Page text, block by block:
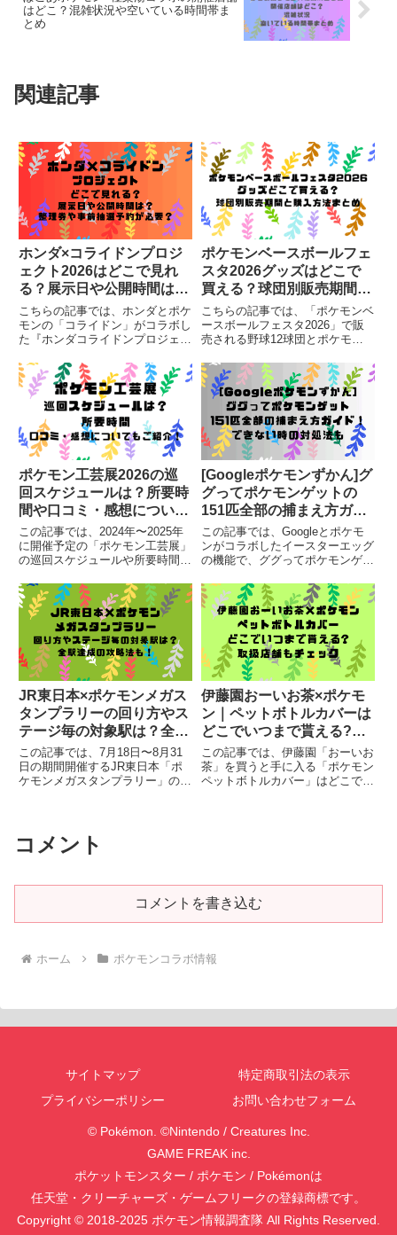
はどこ？混雑状況や空いている時間帯ま
とめ
関連記事
ホンダ×コライドンプロジ
ェクト2026はどこで見れ
る？展示日や公開時間は？
整理券や事前抽選予約が必
要？
こちらの記事では、ホンダとポケ
モンの「コライドン」がコラボし
た『ホンダコライドンプロジェク
場・時間、整理券配布場所や配布
時間についてまとめています。
ポケモンベースボールフェ
スタ2026グッズはどこで
買える？球団別販売期間と
購入方法まとめ
こちらの記事では、「ポケモンベ
ースボールフェスタ2026」で販
売される野球12球団とポケモン
期間やどこで買えるのかについて
まとめています。
ポケモン工芸展2026の巡
回スケジュールは？所要時
間や口コミ・感想について
もご紹介！
この記事では、2024年〜2025年
に開催予定の「ポケモン工芸展」
の巡回スケジュールや所要時間、
ます。
[Googleポケモンずかん]グ
グってポケモンゲットの
151匹全部の捕まえ方ガイ
ド！できない時の対処法も
この記事では、Googleとポケモ
ンがコラボしたイースターエッグ
の機能で、ググってポケモンゲッ
説・幻ポケモンの確認などまとめ
ています。
JR東日本×ポケモンメガス
タンプラリーの回り方やス
テージ毎の対象駅は？全駅
達成の攻略法も！
この記事では、7月18日〜8月31
日の期間開催するJR東日本「ポ
ケモンメガスタンプラリー」の回
伊藤園おーいお茶×ポケモ
ン｜ペットボトルカバーは
どこでいつまで貰える?取
扱店舗もチェック
この記事では、伊藤園「おーいお
茶」を買うと手に入る「ポケモン
ペットボトルカバー」はどこでい
コメント
コメントを書き込む
ホーム ポケモンコラボ情報
サイトマップ
特定商取引法の表示
プライバシーポリシー
お問い合わせフォーム
© Pokémon. ©Nintendo / Creatures Inc.
GAME FREAK inc.
ポケットモンスター / ポケモン / Pokémonは
任天堂・クリーチャーズ・ゲームフリークの登録商標です。
Copyright © 2018-2025 ポケモン情報調査隊 All Rights Reserved.